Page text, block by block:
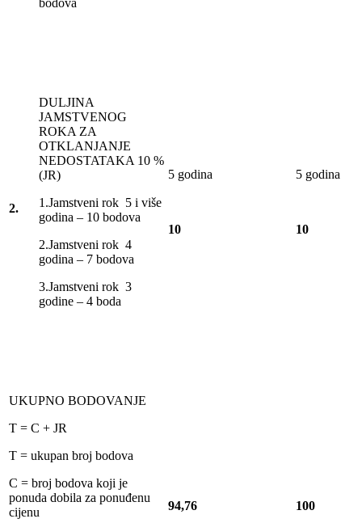
2.
DULJINA
JAMSTVENOG
ROKA ZA
OTKLANJANJE
NEDOSTATAKA 10 %
(JR)
1.Jamstveni rok 5 i više
godina – 10 bodova
2.Jamstveni rok 4
godina – 7 bodova
3.Jamstveni rok 3
godine – 4 boda
5 godina
10
5 godina
10
UKUPNO BODOVANJE
T = C + JR
T = ukupan broj bodova
C = broj bodova koji je
ponuda dobila za ponuđenu
cijenu
94,76 100